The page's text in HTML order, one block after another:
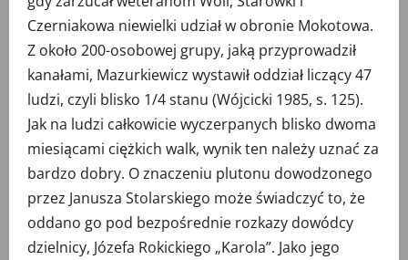
Czerniakowa niewielki udział w obronie Mokotowa.
Z około 200-osobowej grupy, jaką przyprowadził
kanałami, Mazurkiewicz wystawił oddział liczący 47
ludzi, czyli blisko 1/4 stanu (Wójcicki 1985, s. 125).
Jak na ludzi całkowicie wyczerpanych blisko dwoma
miesiącami ciężkich walk, wynik ten należy uznać za
bardzo dobry. O znaczeniu plutonu dowodzonego
przez Janusza Stolarskiego może świadczyć to, że
oddano go pod bezpośrednie rozkazy dowódcy
dzielnicy, Józefa Rokickiego „Karola”. Jako jego